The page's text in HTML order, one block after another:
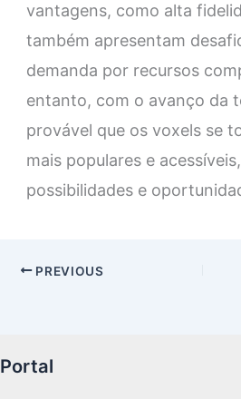
vantagens, como alta
também apresentam
demanda por recursos
entanto, com o avanço da
provável que os voxels se
mais populares e
possibilidades e
PREVIOUS
Portal